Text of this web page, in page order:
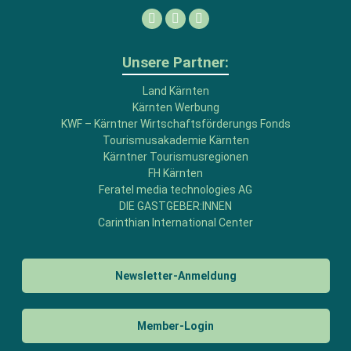
Facebook
LinkedinInstagram
Unsere Partner:
Land Kärnten
Kärnten Werbung
KWF – Kärntner Wirtschaftsförderungs Fonds
Tourismusakademie Kärnten
Kärntner Tourismusregionen
FH Kärnten
Feratel media technologies AG
DIE GASTGEBER:INNEN
Carinthian International Center
Newsletter-Anmeldung
Member-Login